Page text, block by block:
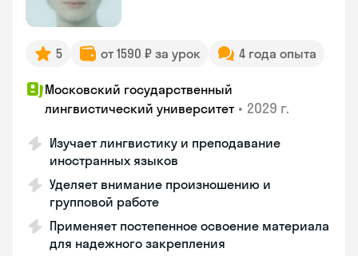
5 от 1590 ₽ за урок 4 года опыта
Московский государственный
лингвистический университет • 2029 г.
Изучает лингвистику и преподавание
иностранных языков
Уделяет внимание произношению и
групповой работе
Применяет постепенное освоение материала
для надежного закрепления